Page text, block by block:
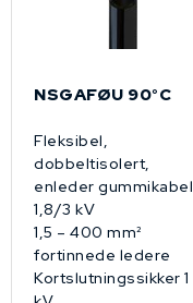
NSGAFØU 90°C
Fleksibel,
dobbeltisolert,
enleder gummikabel
1,8/3 kV
1,5 – 400 mm²
fortinnede ledere
Kortslutningssikker 1